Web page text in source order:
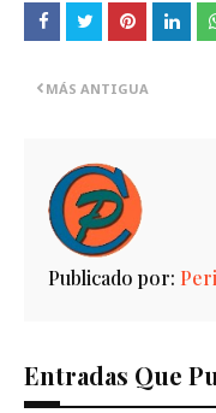
MÁS ANTIGUA
Publicado por:
Entradas Que